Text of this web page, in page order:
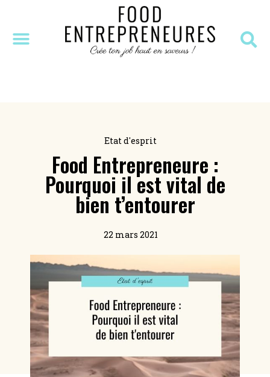
Etat d'esprit
Food Entrepreneure :
Pourquoi il est vital de
bien t’entourer
22 mars 2021